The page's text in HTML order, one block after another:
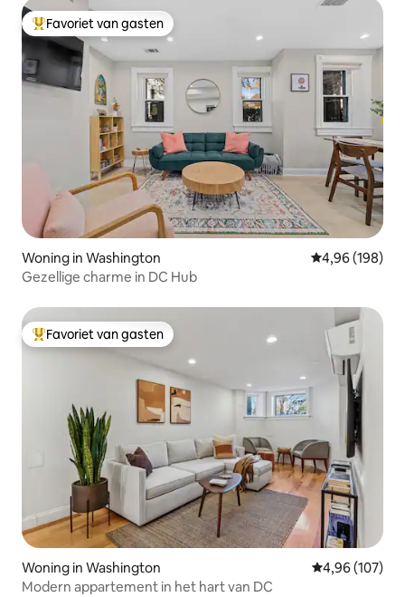
Topfavoriet van gasten
Favoriet van gasten
Woning in Washington Gemiddelde
4,96 (198)
Gezellige charme in DC Hub
Topfavoriet van gasten
Favoriet van gasten
Woning in Washington Gemiddelde
4,96 (107)
Modern appartement in het hart van DC